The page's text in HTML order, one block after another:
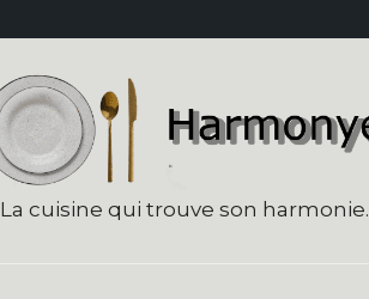
La cuisine qui trouve son harmonie.